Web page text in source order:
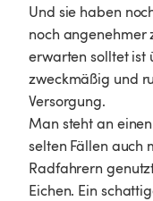
Und sie haben
noch angenehmer
erwarten solltet ist
zweckmäßig und
Versorgung.
Man steht an
selten Fällen auch
Radfahrern
Eichen. Ein